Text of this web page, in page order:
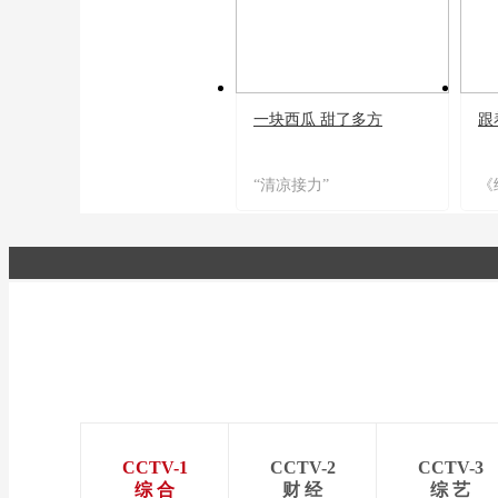
一块西瓜 甜了多方
“清凉接力”
跟
CCTV-1
综 合
CCTV-2
财 经
CCTV-3
综 艺